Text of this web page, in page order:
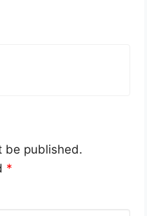
be published.
*